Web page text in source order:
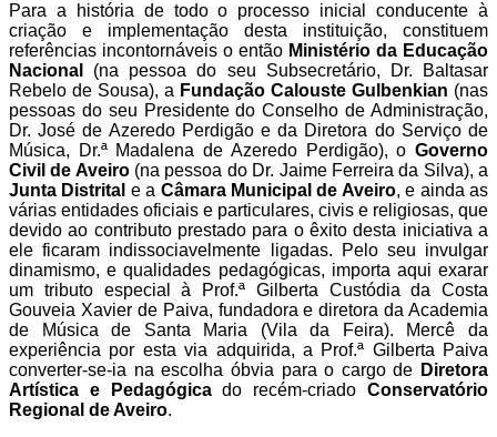
Para a história de todo o processo inicial conducente à
criação e implementação desta instituição, constituem
referências incontornáveis o então Ministério da Educação
Nacional
(na pessoa do seu Subsecretário, Dr. Baltasar
Rebelo de Sousa), a Fundação Calouste Gulbenkian (nas
pessoas do seu Presidente do Conselho de Administração,
Dr. José de Azeredo Perdigão e da Diretora do Serviço de
Música, Dr.ª Madalena de Azeredo Perdigão), o Governo
Civil de Aveiro(na pessoa do Dr. Jaime Ferreira da Silva), a
Junta Distrital e a Câmara Municipal de Aveiro, e ainda as
várias entidades oficiais e particulares, civis e religiosas, que
devido ao contributo prestado para o êxito desta iniciativa a
ele ficaram indissociavelmente ligadas. Pelo seu invulgar
dinamismo, e qualidades pedagógicas, importa aqui exarar
um tributo especial à Prof.ª Gilberta Custódia da Costa
Gouveia Xavier de Paiva, fundadora e diretora da Academia
de Música de Santa Maria (Vila da Feira). Mercê da
experiência por esta via adquirida, a Prof.ª Gilberta Paiva
converter-se-ia na escolha óbvia para o cargo de Diretora
Artística e Pedagógicado recém-criadoConservatório
Regional de Aveiro.